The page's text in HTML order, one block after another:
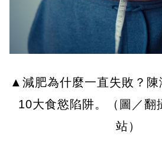
▲減肥為什麼一直失敗？陳
10大食慾陷阱。（圖／翻
站）